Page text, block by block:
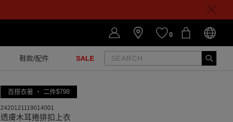
0
鞋款/配件 SALE
百搭衣著 ‧ 二件$798
2420121119014001
透膚木耳捲排扣上衣